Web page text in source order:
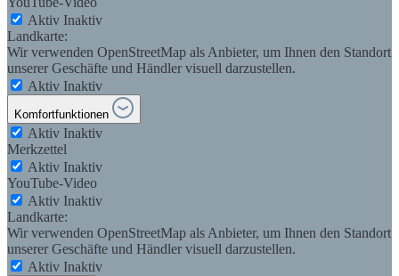
Aktiv Inaktiv
Landkarte:
Wir verwenden OpenStreetMap als Anbieter, um Ihnen den Standort
unserer Geschäfte und Händler visuell darzustellen.
Aktiv Inaktiv
Komfortfunktionen
Aktiv Inaktiv
Merkzettel
Aktiv Inaktiv
YouTube-Video
Aktiv Inaktiv
Landkarte:
Wir verwenden OpenStreetMap als Anbieter, um Ihnen den Standort
unserer Geschäfte und Händler visuell darzustellen.
Aktiv Inaktiv